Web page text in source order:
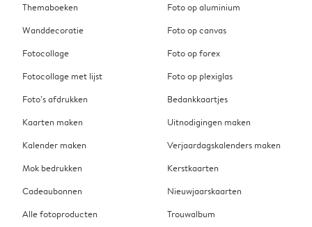
Themaboeken
Wanddecoratie
Fotocollage
Fotocollage met lijst
Foto’s afdrukken
Kaarten maken
Kalender maken
Mok bedrukken
Cadeaubonnen
Alle fotoproducten
Foto op aluminium
Foto op canvas
Foto op forex
Foto op plexiglas
Bedankkaartjes
Uitnodigingen maken
Verjaardagskalenders maken
Kerstkaarten
Nieuwjaarskaarten
Trouwalbum